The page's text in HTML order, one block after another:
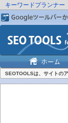
キーワードプランナー
SEOTOOLSは、サイトの